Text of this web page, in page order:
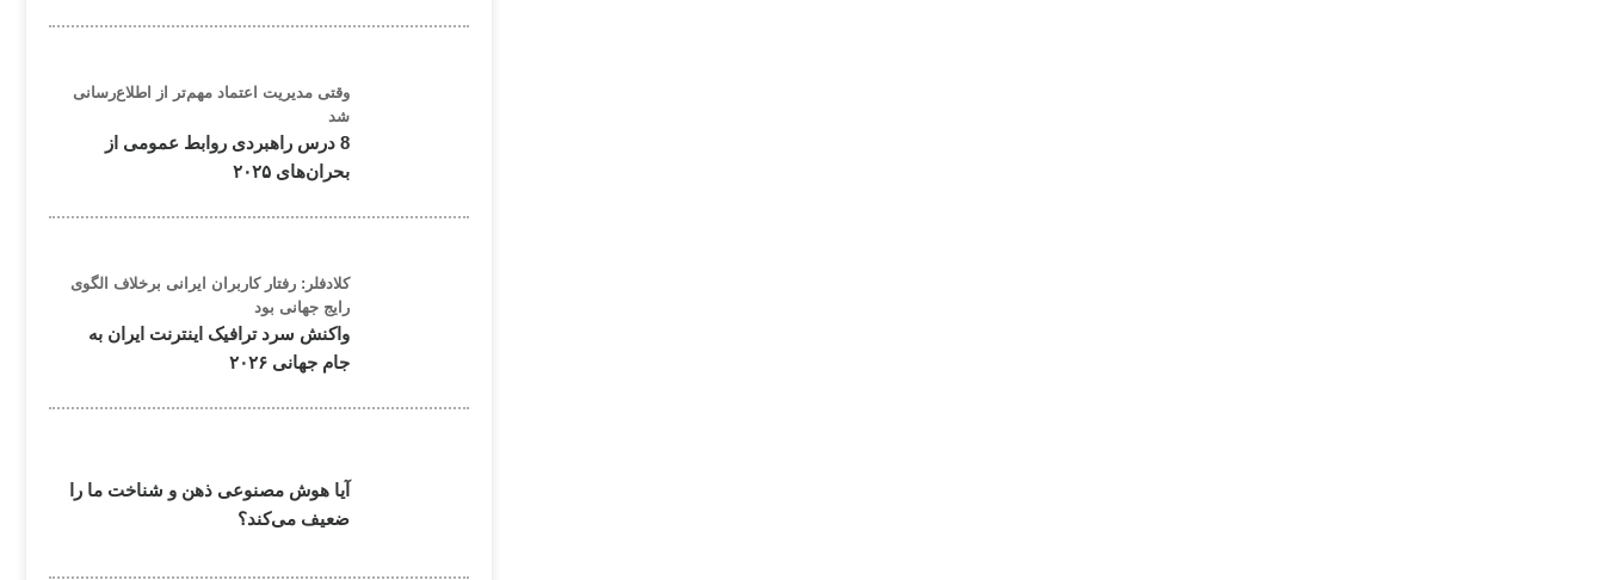
وقتی مدیریت اعتماد مهم‌تر از اطلاع‌رسانی
شد
8 درس راهبردی روابط عمومی از
بحران‌های ۲۰۲۵
کلادفلر: رفتار کاربران ایرانی برخلاف الگوی
رایج جهانی بود
واکنش سرد ترافیک اینترنت ایران به
جام جهانی ۲۰۲۶
آیا هوش مصنوعی ذهن و شناخت ما را
ضعیف می‌کند؟